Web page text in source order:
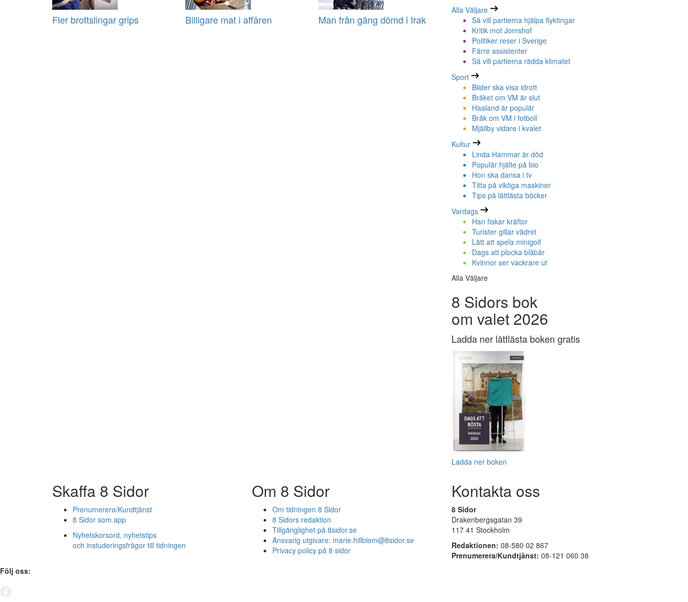
Fler brottslingar grips Billigare mat i affären Man från gäng dömd i Irak
Alla Väljare
Så vill partierna hjälpa flyktingar
Kritik mot Jomshof
Politiker reser i Sverige
Färre assistenter
Så vill partierna rädda klimatet
Sport
Bilder ska visa idrott
Bråket om VM är slut
Haaland är populär
Bråk om VM i fotboll
Mjällby vidare i kvalet
Kultur
Linda Hammar är död
Populär hjälte på bio
Hon ska dansa i tv
Titta på viktiga maskiner
Tips på lättlästa böcker
Vardags
Han fiskar kräftor
Turister gillar vädret
Lätt att spela minigolf
Dags att plocka blåbär
Kvinnor ser vackrare ut
Alla Väljare
8 Sidors bok
om valet 2026
Ladda ner lättlästa boken gratis
Ladda ner boken
Skaffa 8 Sidor
Prenumerera/Kundtjänst
8 Sidor som app
Nyhetskorsord, nyhetstips
och instuderingsfrågor till tidningen
Om 8 Sidor
Om tidningen 8 Sidor
8 Sidors redaktion
Tillgänglighet på 8sidor.se
Ansvarig utgivare: marie.hillblom@8sidor.se
Privacy policy på 8 sidor
Kontakta oss
8 Sidor
Drakenbergsgatan 39
117 41 Stockholm
Redaktionen: 08-580 02 867
Prenumerera/Kundtjänst: 08-121 060 38
Följ oss: